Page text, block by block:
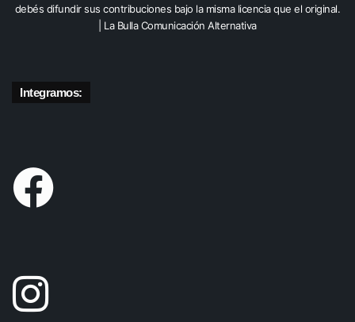
debés difundir sus contribuciones bajo la misma licencia que el original.
| La Bulla Comunicación Alternativa
Integramos: